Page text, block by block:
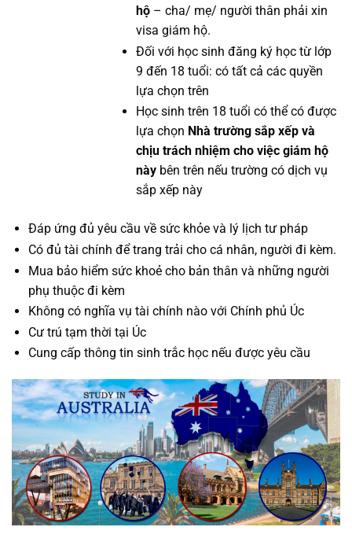
hộ – cha/ mẹ/ người thân phải xin
visa giám hộ.
Đối với học sinh đăng ký học từ lớp
9 đến 18 tuổi: có tất cả các quyền
lựa chọn trên
Học sinh trên 18 tuổi có thể có được
lựa chọn Nhà trường sắp xếp và
chịu trách nhiệm cho việc giám hộ
này bên trên nếu trường có dịch vụ
sắp xếp này
Đáp ứng đủ yêu cầu về sức khỏe và lý lịch tư pháp
Có đủ tài chính để trang trải cho cá nhân, người đi kèm.
Mua bảo hiểm sức khoẻ cho bản thân và những người
phụ thuộc đi kèm
Không có nghĩa vụ tài chính nào với Chính phủ Úc
Cư trú tạm thời tại Úc
Cung cấp thông tin sinh trắc học nếu được yêu cầu